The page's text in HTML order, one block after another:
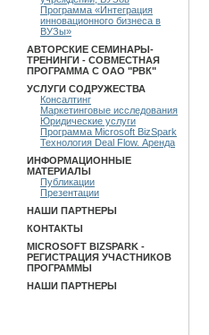
Программа «Интеграция
инновационного бизнеса в
ВУЗы»
АВТОРСКИЕ СЕМИНАРЫ-
ТРЕНИНГИ - СОВМЕСТНАЯ
ПРОГРАММА С ОАО "РВК"
УСЛУГИ СОДРУЖЕСТВА
Консалтинг
Маркетинговые исследования
Юридические услуги
Программа Microsoft BizSpark
Технология Deal Flow. Аренда
ИНФОРМАЦИОННЫЕ
МАТЕРИАЛЫ
Публикации
Презентации
НАШИ ПАРТНЕРЫ
КОНТАКТЫ
MICROSOFT BIZSPARK -
РЕГИСТРАЦИЯ УЧАСТНИКОВ
ПРОГРАММЫ
НАШИ ПАРТНЕРЫ